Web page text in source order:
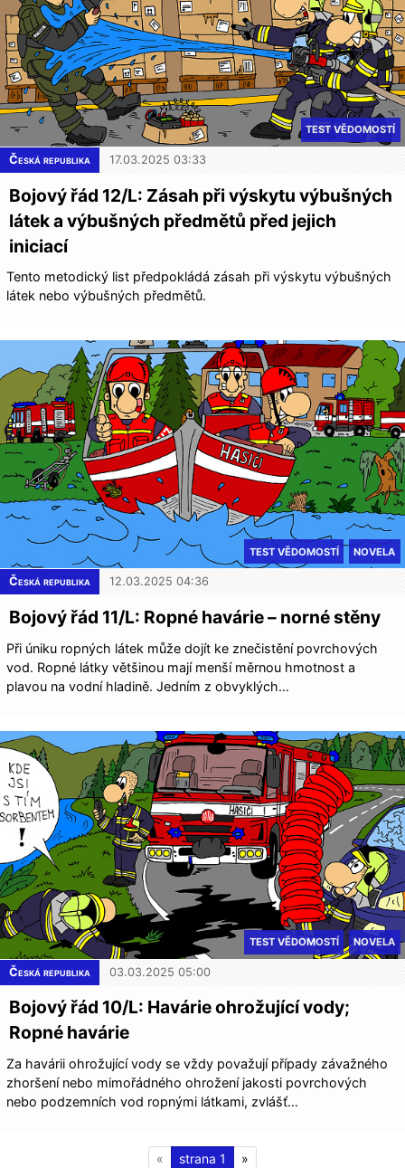
TEST VĚDOMOSTÍ
Česká republika 17.03.2025 03:33
Bojový řád 12/L: Zásah při výskytu výbušných
látek a výbušných předmětů před jejich
iniciací
Tento metodický list předpokládá zásah při výskytu výbušných
látek nebo výbušných předmětů.
NOVELA
TEST VĚDOMOSTÍ
Česká republika 12.03.2025 04:36
Bojový řád 11/L: Ropné havárie – norné stěny
Při úniku ropných látek může dojít ke znečistění povrchových
vod. Ropné látky většinou mají menší měrnou hmotnost a
plavou na vodní hladině. Jedním z obvyklých…
NOVELA
TEST VĚDOMOSTÍ
Česká republika 03.03.2025 05:00
Bojový řád 10/L: Havárie ohrožující vody;
Ropné havárie
Za havárii ohrožující vody se vždy považují případy závažného
zhoršení nebo mimořádného ohrožení jakosti povrchových
nebo podzemních vod ropnými látkami, zvlášť…
« 1 »